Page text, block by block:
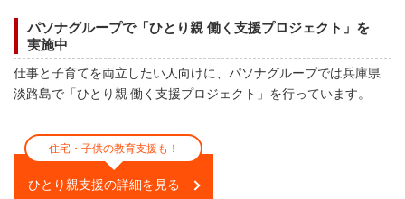
パソナグループで「ひとり親 働く支援プロジェクト」を
実施中
仕事と子育てを両立したい人向けに、パソナグループでは兵庫県
淡路島で「ひとり親 働く支援プロジェクト」を行っています。
住宅・子供の教育支援も！
ひとり親支援の詳細を見る